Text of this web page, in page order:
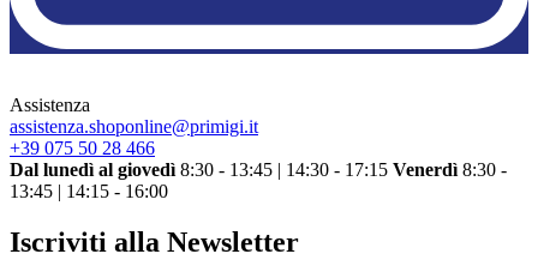
Assistenza
assistenza.shoponline@primigi.it
+39 075 50 28 466
Dal lunedì al giovedì 8:30 - 13:45 | 14:30 - 17:15 Venerdì 8:30 -
13:45 | 14:15 - 16:00
Iscriviti alla Newsletter